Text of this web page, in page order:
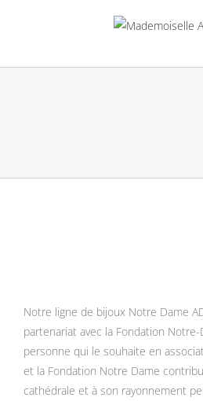
Notre ligne de bijoux Notre Dame
partenariat avec la Fondation
personne qui le souhaite en
et la Fondation Notre Dame
cathédrale et à son rayonnement